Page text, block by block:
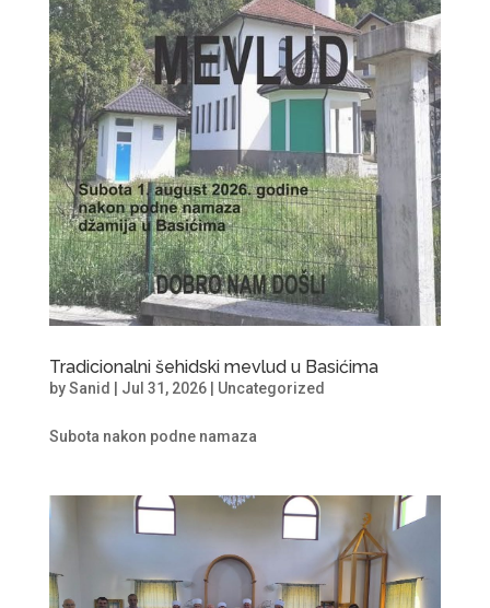
Tradicionalni šehidski mevlud u Basićima
bySanid Jul 31, 2026| Uncategorized
Subota nakon podne namaza